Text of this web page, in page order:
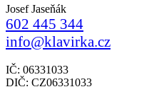
Josef Jaseňák
602 445 344
info@klavirka.cz
IČ: 06331033
DIČ: CZ06331033